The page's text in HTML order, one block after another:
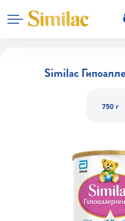
Similac
750 г